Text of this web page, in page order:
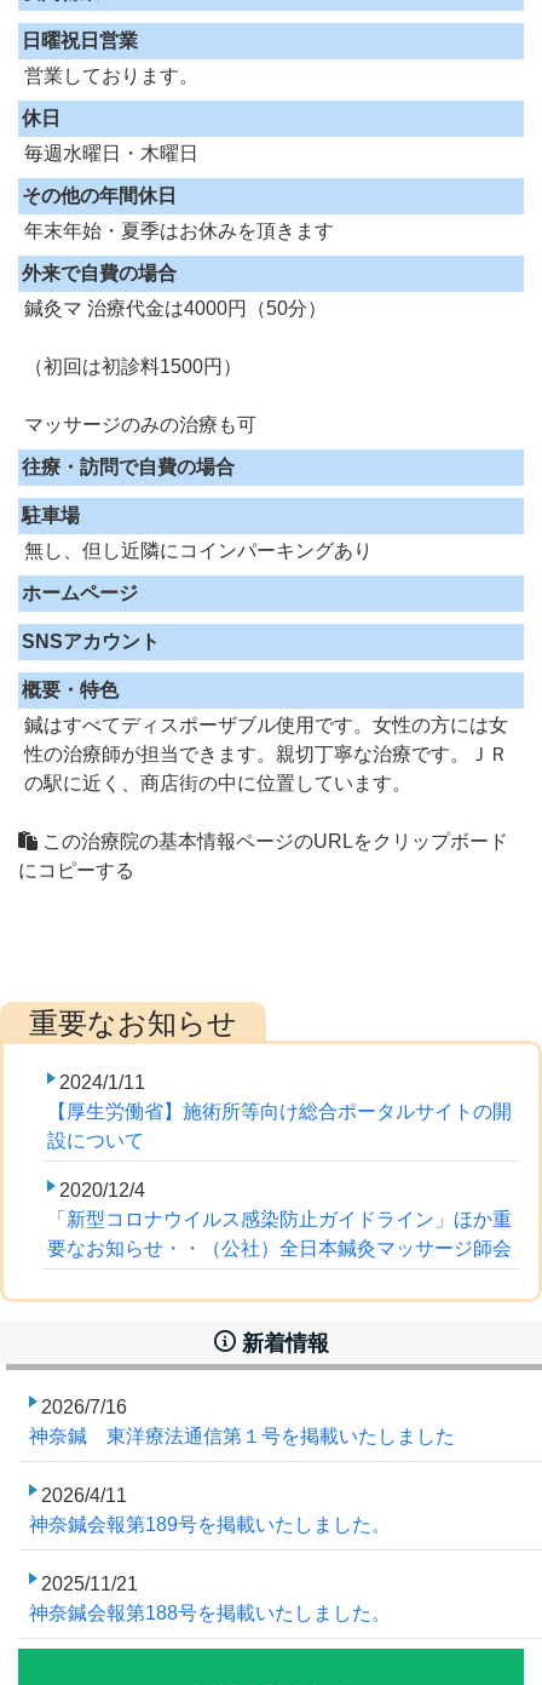
日曜祝日営業
営業しております。
休日
毎週水曜日・木曜日
その他の年間休日
年末年始・夏季はお休みを頂きます
外来で自費の場合
鍼灸マ 治療代金は4000円（50分）
（初回は初診料1500円）
マッサージのみの治療も可
往療・訪問で自費の場合
駐車場
無し、但し近隣にコインパーキングあり
ホームページ
SNSアカウント
概要・特色
鍼はすべてディスポーザブル使用です。女性の方には女
性の治療師が担当できます。親切丁寧な治療です。ＪＲ
の駅に近く、商店街の中に位置しています。
この治療院の基本情報ページのURLをクリップボード
にコピーする
2024/1/11
【厚生労働省】施術所等向け総合ポータルサイトの開
設について
2020/12/4
「新型コロナウイルス感染防止ガイドライン」ほか重
要なお知らせ・・（公社）全日本鍼灸マッサージ師会
新着情報
2026/7/16
神奈鍼 東洋療法通信第１号を掲載いたしました
2026/4/11
神奈鍼会報第189号を掲載いたしました。
2025/11/21
神奈鍼会報第188号を掲載いたしました。